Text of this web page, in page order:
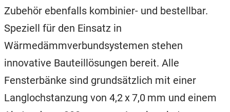
Zubehör ebenfalls kombinier- und bestellbar.
Speziell für den Einsatz in
Wärmedämmverbundsystemen stehen
innovative Bauteillösungen bereit. Alle
Fensterbänke sind grundsätzlich mit einer
Langlochstanzung von 4,2 x 7,0 mm und einem